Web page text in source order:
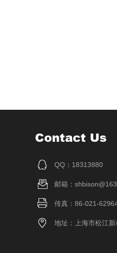
Contact Us
QQ：18313880
邮箱：
传真：86-021-
地址：上海市松江